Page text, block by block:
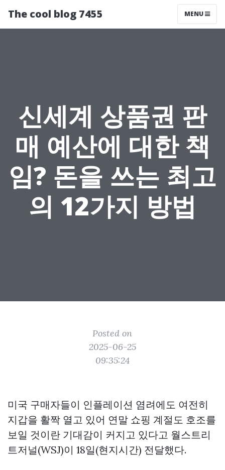
The cool blog 7455 MENU
신세계 상품권 판
매 예산에 대한 책
임? 돈을 쓰는 최고
의 12가지 방법
Posted on
2025-06-25
09:35:24
미국 구매자들이 인플레이션 염려에도 여전히
지갑을 활짝 열고 있어 연말 쇼핑 계절도 호조를
보일 것이란 기대감이 커지고 있다고 월스트리
트저널(WSJ)이 18일(현지시간) 전달했다.